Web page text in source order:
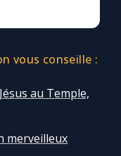
vous conseille :
au Temple,
merveilleux